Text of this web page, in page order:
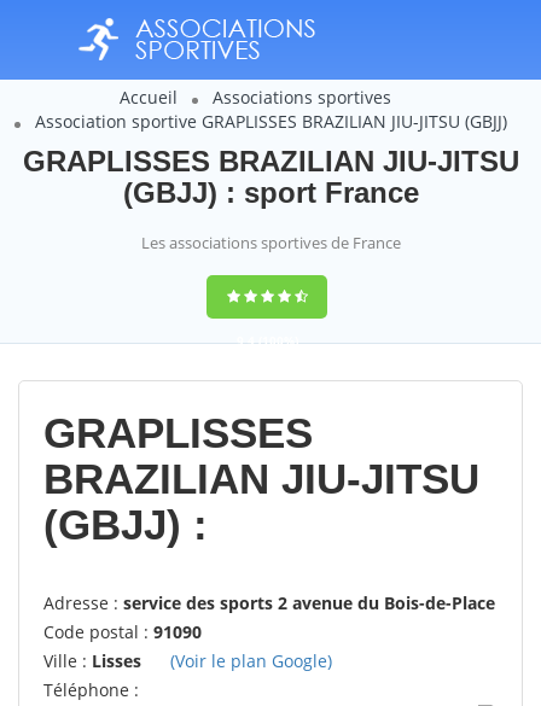
Accueil
Associations sportives
Association sportive GRAPLISSES BRAZILIAN JIU-JITSU (GBJJ)
GRAPLISSES BRAZILIAN JIU-JITSU
(GBJJ) : sport France
Les associations sportives de France
9,4(100%)
14358votes
GRAPLISSES
BRAZILIAN JIU-JITSU
(GBJJ) :
Adresse : service des sports 2 avenue du Bois-de-Place
Code postal : 91090
Ville : Lisses
(Voir le plan Google)
Téléphone :